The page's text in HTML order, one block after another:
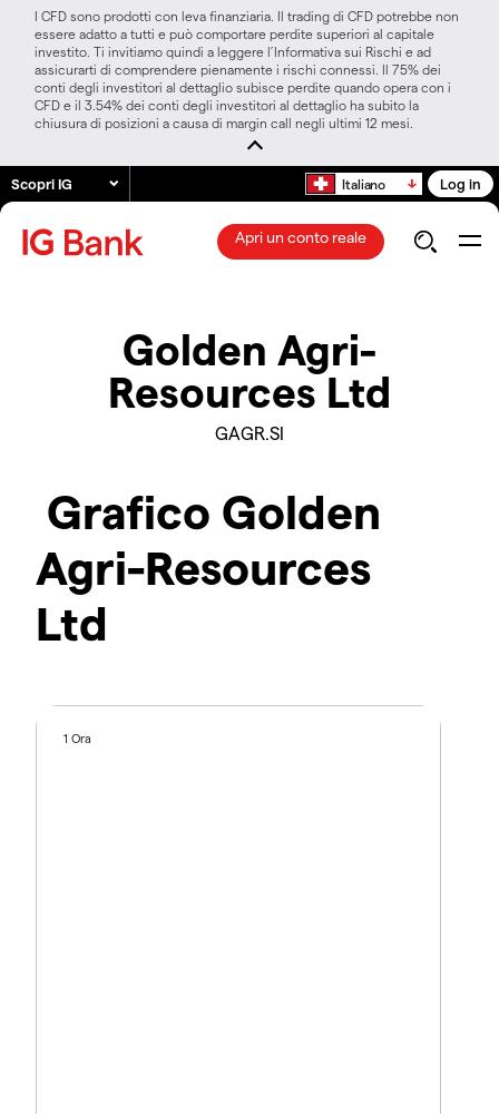
I CFD sono prodotti con leva finanziaria. Il trading di CFD potrebbe non
essere adatto a tutti e può comportare perdite superiori al capitale
investito. Ti invitiamo quindi a leggere l’Informativa sui Rischi e ad
assicurarti di comprendere pienamente i rischi connessi. Il 75% dei
conti degli investitori al dettaglio subisce perdite quando opera con i
CFD e il 3.54% dei conti degli investitori al dettaglio ha subito la
chiusura di posizioni a causa di margin call negli ultimi 12 mesi.
Scopri IG Italiano Log in
Apri un conto reale
Golden Agri-
Resources Ltd
GAGR.SI
Grafico Golden
Agri-Resources
Ltd
1 Ora